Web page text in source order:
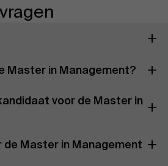
Master in Management?
voor de Master in
de Master in Management